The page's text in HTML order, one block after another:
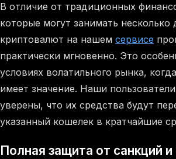
В отличие от традиционных
которые могут занимать несколько
криптовалют на нашем сервисе
практически мгновенно. Это
условиях волатильного рынка,
имеет значение. Наши
уверены, что их средства будут
указанный кошелек в кратчайшие
Полная защита от санкций